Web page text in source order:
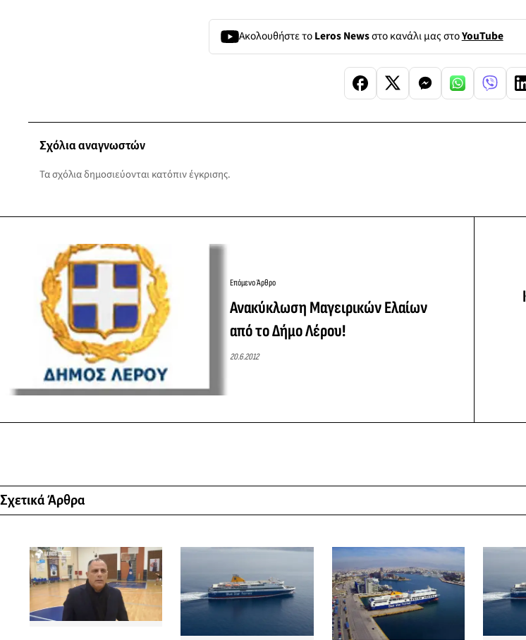
Ακολουθήστε τοLeros Newsστο κανάλι μας στοYouTube
Σχόλια αναγνωστών
Τα σχόλια δημοσιεύονται κατόπιν έγκρισης.
Επόμενο Άρθρο
Ανακύκλωση Μαγειρικών Ελαίων
από το Δήμο Λέρου!
20.6.2012
Σχετικά Άρθρα